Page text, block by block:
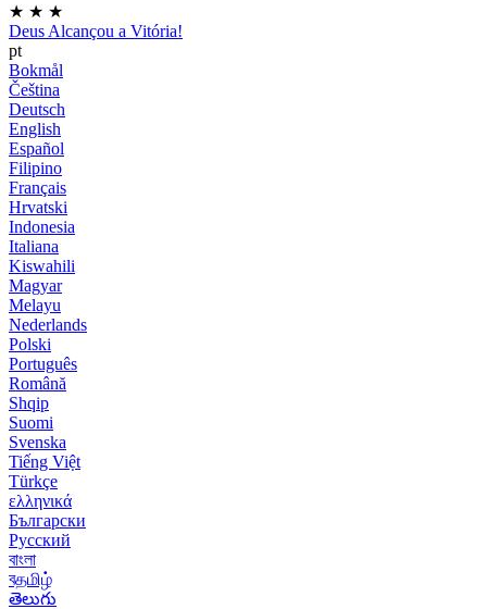
★ ★ ★
Deus Alcançou a Vitória!
pt
Bokmål
Čeština
Deutsch
English
Español
Filipino
Français
Hrvatski
Indonesia
Italiana
Kiswahili
Magyar
Melayu
Nederlands
Polski
Português
Română
Shqip
Suomi
Svenska
Tiếng Việt
Türkçe
ελληνικά
Български
Русский
বাংলা
বதமிழ்
తెలుగు